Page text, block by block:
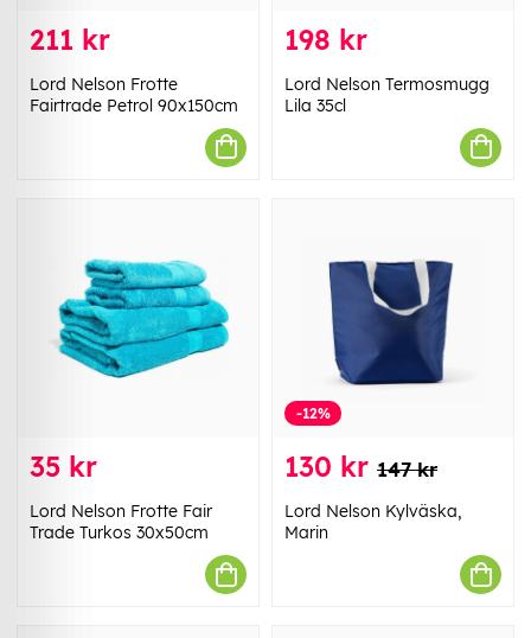
211 kr
Lord Nelson Frotte
Fairtrade Petrol 90x150cm
198 kr
Lord Nelson Termosmugg
Lila 35cl
35 kr
Lord Nelson Frotte Fair
Trade Turkos 30x50cm
-12%
130 kr 147 kr
Lord Nelson Kylväska,
Marin